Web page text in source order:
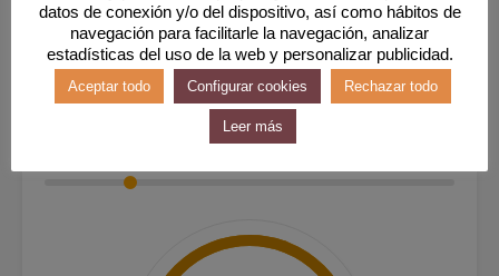
Entrada
datos de conexión y/o del dispositivo, así como hábitos de
navegación para facilitarle la navegación, analizar
estadísticas del uso de la web y personalizar publicidad.
Aceptar todo Configurar cookies Rechazar todo
Leer más